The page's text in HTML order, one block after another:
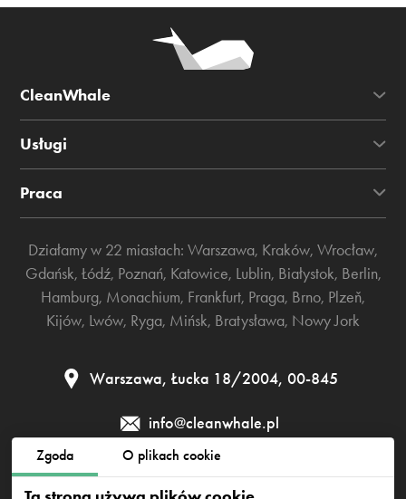
Zgoda O plikach cookie
CleanWhale
Usługi
Praca
Działamy w 22 miastach: Warszawa, Kraków, Wrocław,
Gdańsk, Łódź, Poznań, Katowice, Lublin, Białystok, Berlin,
Hamburg, Monachium, Frankfurt, Praga, Brno, Plzeň,
Kijów, Lwów, Ryga, Mińsk, Bratysława, Nowy Jork
Warszawa, Łucka 18/2004, 00-845
info@cleanwhale.pl
Polityka prywatności